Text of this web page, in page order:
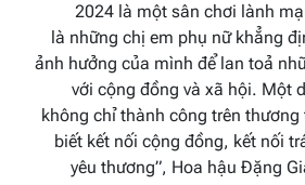
2024 l à một sân chơi lành
là những chị em phụ nữ khẳng
ảnh hưởng của mình để lan toả
với cộng đồng và xã hội. Một d
không chỉ thành công trên
biết kết nối cộng đồng, kết nối
yêu thương”, Hoa hậu Đặng